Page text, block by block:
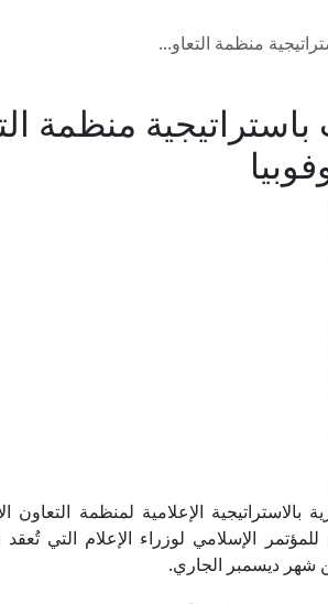
منظمة التعاو...
منظمة
بالاستراتيجية الإعلامية لمنظمة التعاون
الإسلامي لوزراء الإعلام التي تُعقد